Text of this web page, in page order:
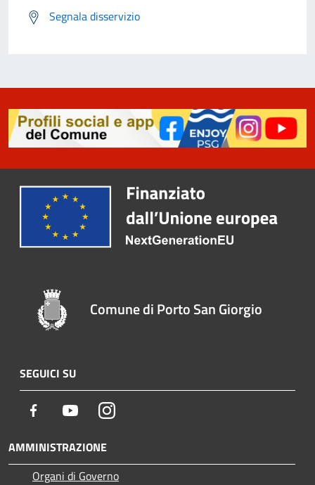
Segnala disservizio
Comune di Porto San Giorgio
SEGUICI SU
Facebook YoutubeInstagram
AMMINISTRAZIONE
Organi di Governo